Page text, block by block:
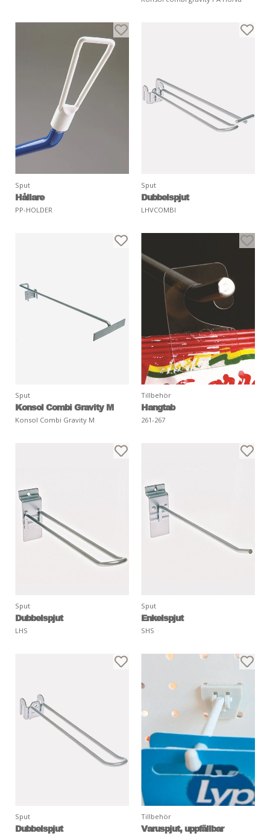
Sput
Hållare
PP-HOLDER
Sput
Dubbelspjut
LHVCOMBI
Sput
Konsol Combi Gravity M
Konsol Combi Gravity M
Tillbehör
Hangtab
261-267
Sput
Dubbelspjut
LHS
Sput
Enkelspjut
SHS
Sput
Dubbelspjut
Tillbehör
Varuspjut, uppfällbar